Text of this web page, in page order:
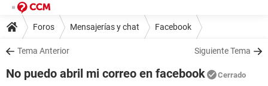
Foros Mensajerías y chat Facebook
Tema Anterior Siguiente Tema
No puedo abril mi correo en facebook Cerrado